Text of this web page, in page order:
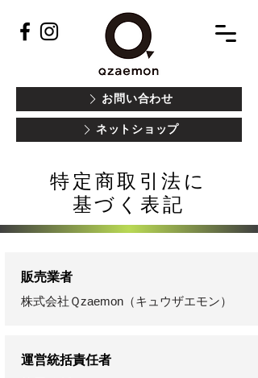
お問い合わせ
ネットショップ
特定商取引法に
基づく表記
販売業者
株式会社Ｑzaemon（キュウザエモン）
運営統括責任者